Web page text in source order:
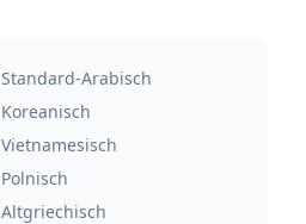
Standard-Arabisch
Koreanisch
Vietnamesisch
Polnisch
Altgriechisch